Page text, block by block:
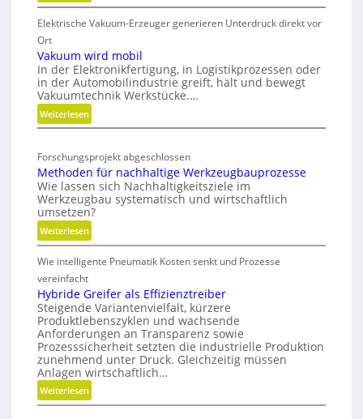
r
i
g
i
a
T
w
i
u
r
i
n
g
e
b
i
n
t
S
t
a
t
e
g
i
s
h
e
N
e
u
a
s
r
i
c
h
t
u
n
g
Elektrische Vakuum-Erzeuger generieren Unterdruck direkt vor
Ort
Vakuum wird mobil
In der Elektronikfertigung, in Logistikprozessen oder
in der Automobilindustrie greift, hält und bewegt
Vakuumtechnik Werkstücke.…
Weiterlesen:
V
k
u
u
m
w
i
d
m
o
b
i
l
Forschungsprojekt abgeschlossen
Methoden für nachhaltige Werkzeugbauprozesse
Wie lassen sich Nachhaltigkeitsziele im
Werkzeugbau systematisch und wirtschaftlich
umsetzen?
Weiterlesen:
M
e
t
h
o
d
e
n
f
ü
r
Wie intelligente Pneumatik Kosten senkt und Prozesse
vereinfacht
Hybride Greifer als Effizienztreiber
Steigende Variantenvielfalt, kürzere
Produktlebenszyklen und wachsende
Anforderungen an Transparenz sowie
Prozesssicherheit setzten die industrielle Produktion
zunehmend unter Druck. Gleichzeitig müssen
Anlagen wirtschaftlich…
Weiterlesen:
H